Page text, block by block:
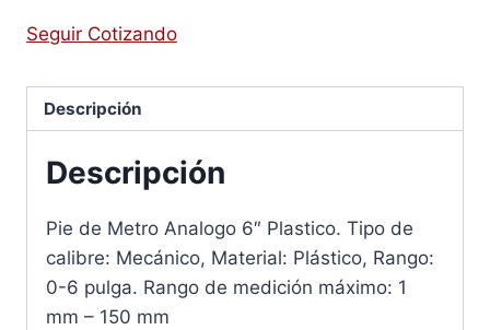
Seguir Cotizando
Descripción
Descripción
Pie de Metro Analogo 6″ Plastico. Tipo de
calibre: Mecánico, Material: Plástico, Rango:
0-6 pulga. Rango de medición máximo: 1
mm – 150 mm